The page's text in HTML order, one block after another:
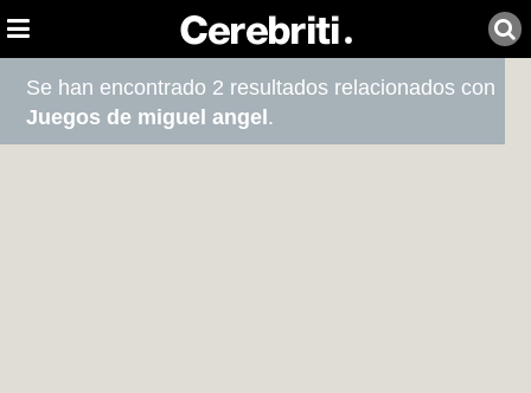
Se han encontrado 2 resultados relacionados con
Juegos de miguel angel .